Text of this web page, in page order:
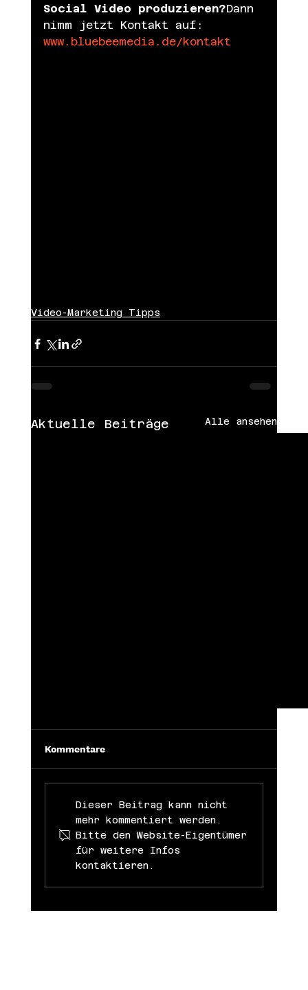
Social Video produzieren?Dann
nimm jetzt Kontakt auf:
www.bluebeemedia.de/kontakt
Video-Marketing Tipps
Aktuelle Beiträge Alle ansehen
Kommentare
Dieser Beitrag kann nicht
mehr kommentiert werden.
Bitte den Website-Eigentümer
für weitere Infos
kontaktieren.